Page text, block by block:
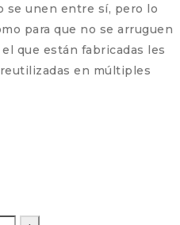
se unen entre sí, pero lo
para que no se arruguen
que están fabricadas les
en múltiples